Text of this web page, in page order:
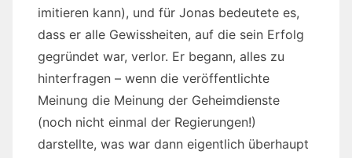
imitieren kann), und für Jonas bedeutete es,
dass er alle Gewissheiten, auf die sein Erfolg
gegründet war, verlor. Er begann, alles zu
hinterfragen – wenn die veröffentlichte
Meinung die Meinung der Geheimdienste
(noch nicht einmal der Regierungen!)
darstellte, was war dann eigentlich überhaupt